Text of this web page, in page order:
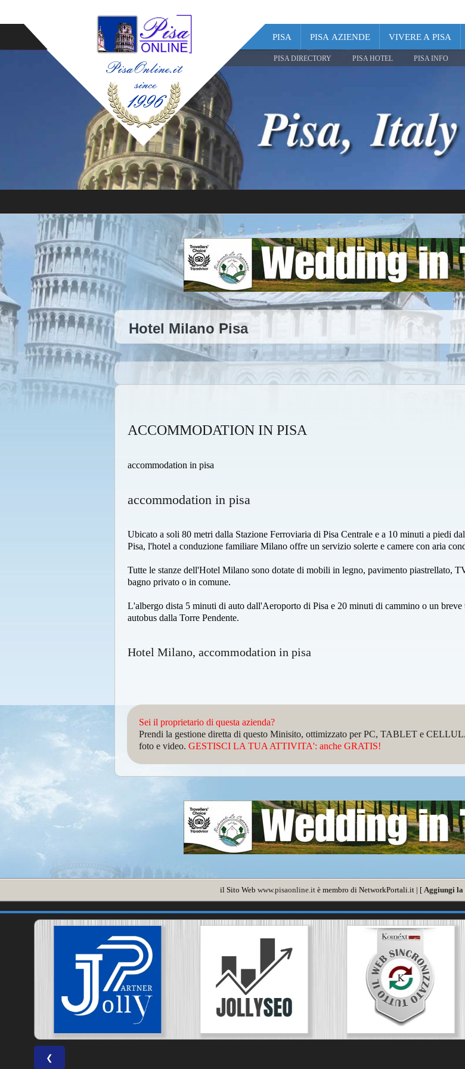
PISA PISA AZIENDE VIVERE A PISA
PISA DIRECTORY PISA HOTEL PISA INFO
Hotel Milano Pisa
ACCOMMODATION IN PISA
accommodation in pisa
accommodation in pisa
Ubicato a soli 80 metri dalla Stazione Ferroviaria di Pisa Centrale e a 10 minuti a piedi
Pisa, l'hotel a conduzione familiare Milano offre un servizio solerte e camere con aria
Tutte le stanze dell'Hotel Milano sono dotate di mobili in legno, pavimento piastrellato,
bagno privato o in comune.
L'albergo dista 5 minuti di auto dall'Aeroporto di Pisa e 20 minuti di cammino o un breve
autobus dalla Torre Pendente.
Hotel Milano, accommodation in pisa
Sei il proprietario di questa azienda?
Prendi la gestione diretta di questo Minisito, ottimizzato per PC, TABLET e
foto e video. GESTISCI LA TUA ATTIVITA': anche GRATIS!
il Sito Web www.pisaonline.it è membro di NetworkPortali.it | [ Aggiungi la
❮